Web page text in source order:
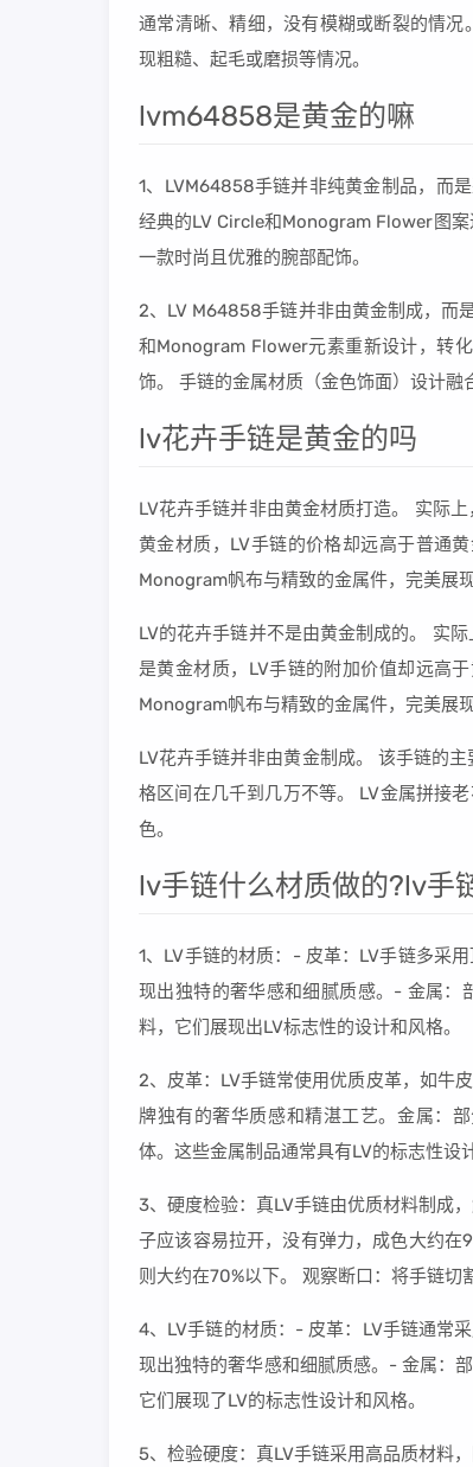
通常清晰、精细，没有模糊或断裂的情
现粗糙、起毛或磨损等情况。
lvm64858是黄金的嘛
1、LVM64858手链并非纯黄金制品，而
经典的LV Circle和Monogram Flower图
一款时尚且优雅的腕部配饰。
2、LV M64858手链并非由黄金制成，而
和Monogram Flower元素重新设计，转
饰。 手链的金属材质（金色饰面）设计融
lv花卉手链是黄金的吗
LV花卉手链并非由黄金材质打造。 实际
黄金材质，LV手链的价格却远高于普通
Monogram帆布与精致的金属件，完美展
LV的花卉手链并不是由黄金制成的。 实
是黄金材质，LV手链的附加价值却远高
Monogram帆布与精致的金属件，完美展
LV花卉手链并非由黄金制成。 该手链的
格区间在几千到几万不等。 LV金属拼接
色。
lv手链什么材质做的?lv手
1、LV手链的材质：- 皮革：LV手链多采
现出独特的奢华感和细腻质感。- 金属：
料，它们展现出LV标志性的设计和风格。
2、皮革：LV手链常使用优质皮革，如牛
牌独有的奢华质感和精湛工艺。金属：
体。这些金属制品通常具有LV的标志性设
3、硬度检验：真LV手链由优质材料制成
子应该容易拉开，没有弹力，成色大约
则大约在70%以下。 观察断口：将手链切
4、LV手链的材质：- 皮革：LV手链通常
现出独特的奢华感和细腻质感。- 金属：
它们展现了LV的标志性设计和风格。
5、检验硬度：真LV手链采用高品质材料